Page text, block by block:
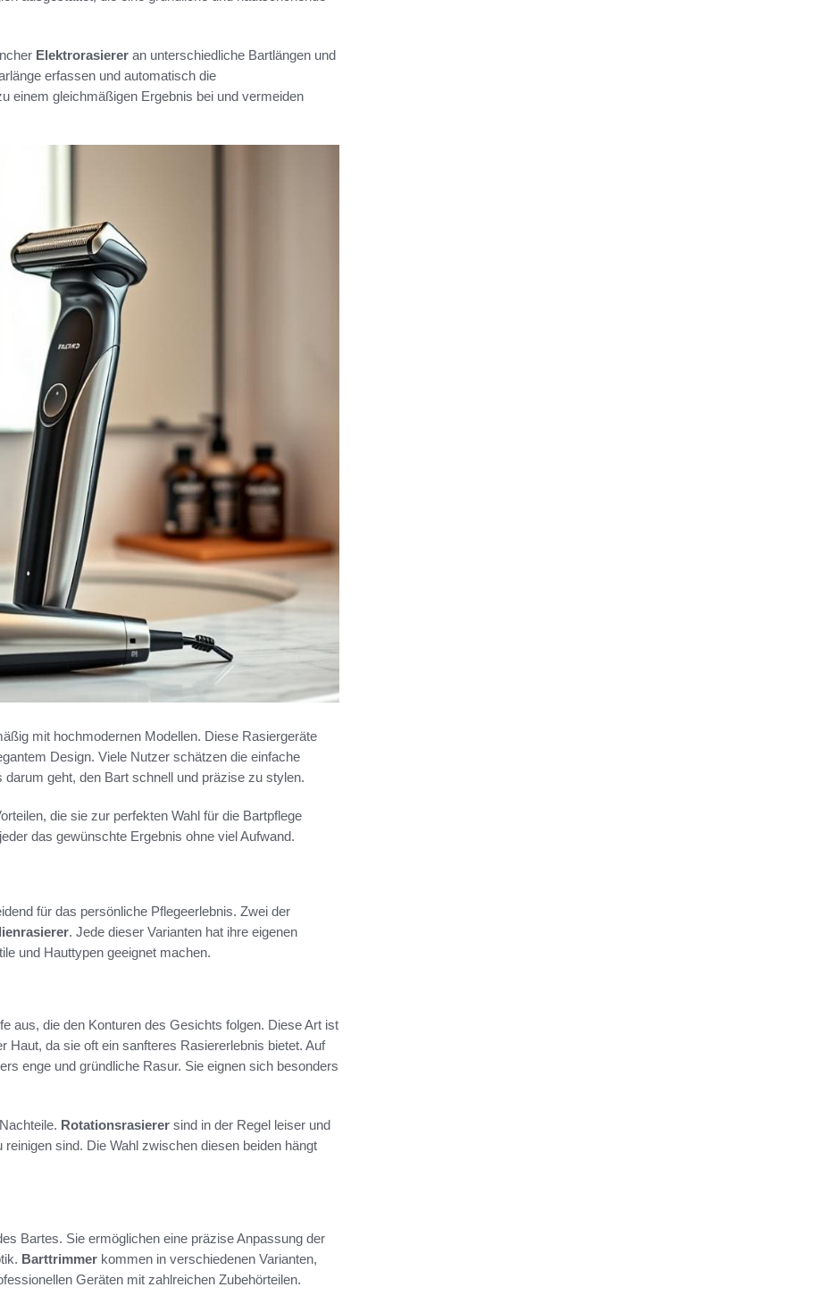
Elektrorasierer an unterschiedliche Bartlängen und
erfassen und automatisch die
einem gleichmäßigen Ergebnis bei und vermeiden
mit hochmodernen Modellen. Diese Rasiergeräte
Design. Viele Nutzer schätzen die einfache
geht, den Bart schnell und präzise zu stylen.
die sie zur perfekten Wahl für die Bartpflege
das gewünschte Ergebnis ohne viel Aufwand.
für das persönliche Pflegeerlebnis. Zwei der
. Jede dieser Varianten hat ihre eigenen
und Hauttypen geeignet machen.
aus, die den Konturen des Gesichts folgen. Diese Art ist
Haut, da sie oft ein sanfteres Rasiererlebnis bietet. Auf
enge und gründliche Rasur. Sie eignen sich besonders
Rotationsrasierer sind in der Regel leiser und
sind. Die Wahl zwischen diesen beiden hängt
Bartes. Sie ermöglichen eine präzise Anpassung der
Barttrimmer kommen in verschiedenen Varianten,
Geräten mit zahlreichen Zubehörteilen.